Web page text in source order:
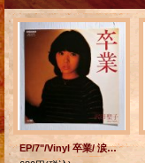
EP/7"/Vinyl 卒業/ 涙はつばさに 沢田聖子 (1982) PANAM